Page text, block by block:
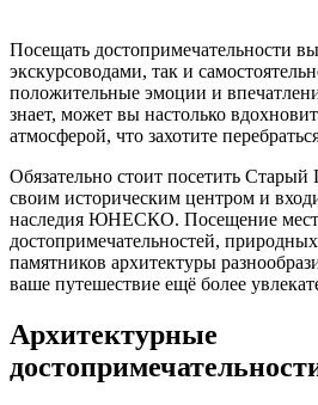
Посещать достопримечательности
экскурсоводами, так и
положительные эмоции и
знает, может вы настолько
атмосферой, что захотите
Обязательно стоит посетить Старый
своим историческим центром и
наследия ЮНЕСКО. Посещение
достопримечательностей,
памятников архитектуры
ваше путешествие ещё более
Архитектурные